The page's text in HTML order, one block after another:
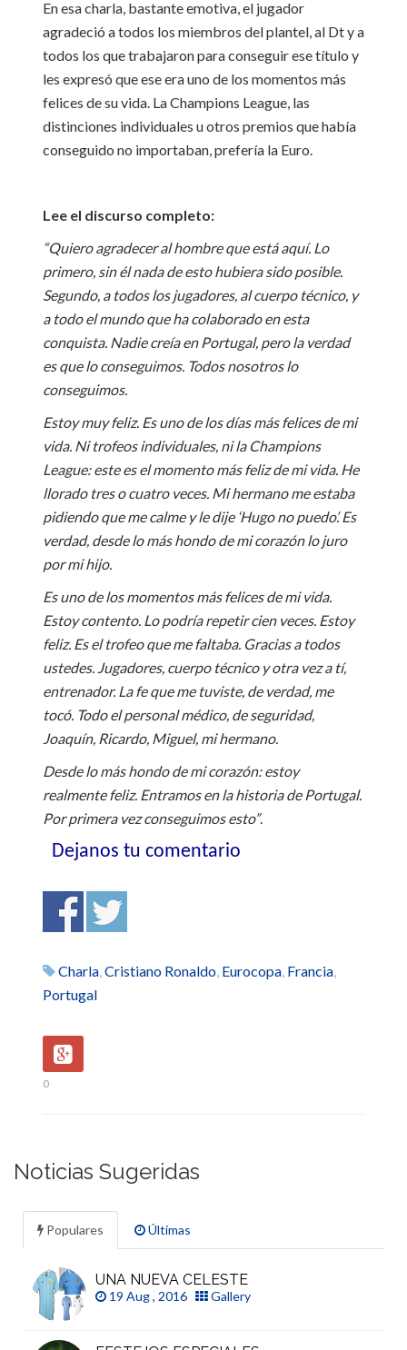
En esa charla, bastante emotiva, el jugador
agradeció a todos los miembros del plantel, al Dt y a
todos los que trabajaron para conseguir ese título y
les expresó que ese era uno de los momentos más
felices de su vida. La Champions League, las
distinciones individuales u otros premios que había
conseguido no importaban, prefería la Euro.
Lee el discurso completo:
“Quiero agradecer al hombre que está aquí. Lo
primero, sin él nada de esto hubiera sido posible.
Segundo, a todos los jugadores, al cuerpo técnico, y
a todo el mundo que ha colaborado en esta
conquista. Nadie creía en Portugal, pero la verdad
es que lo conseguimos. Todos nosotros lo
conseguimos.
Estoy muy feliz. Es uno de los días más felices de mi
vida. Ni trofeos individuales, ni la Champions
League: este es el momento más feliz de mi vida. He
llorado tres o cuatro veces. Mi hermano me estaba
pidiendo que me calme y le dije ‘Hugo no puedo’. Es
verdad, desde lo más hondo de mi corazón lo juro
por mi hijo.
Es uno de los momentos más felices de mi vida.
Estoy contento. Lo podría repetir cien veces. Estoy
feliz. Es el trofeo que me faltaba. Gracias a todos
ustedes. Jugadores, cuerpo técnico y otra vez a tí,
entrenador. La fe que me tuviste, de verdad, me
tocó. Todo el personal médico, de seguridad,
Joaquín, Ricardo, Miguel, mi hermano.
Desde lo más hondo de mi corazón: estoy
realmente feliz. Entramos en la historia de Portugal.
Por primera vez conseguimos esto”.
Dejanos tu comentario
Charla,Cristiano Ronaldo, Eurocopa, Francia,
Portugal
0
Noticias Sugeridas
Populares Últimas
UNA NUEVA CELESTE
19 Aug , 2016 Gallery